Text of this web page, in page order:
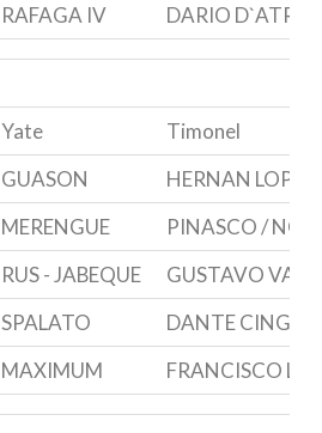
RAFAGA IV DARIO D`ATRI
Yate
Timonel
GUASON
HERNAN
MERENGUE
PINASCO /
RUS - JABEQUE
GUSTAVO
SPALATO
DANTE
MAXIMUM FRANCISCO